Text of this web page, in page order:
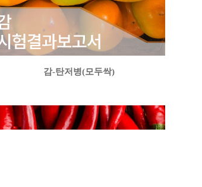
감-탄저병(모두싹)